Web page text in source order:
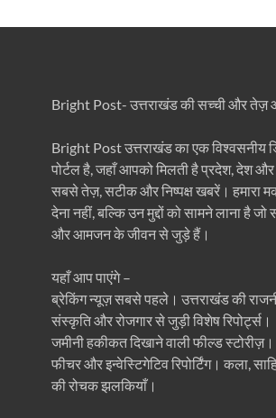
Bright Post- उत्तराखंड की सच्ची और तेज़
Bright Post उत्तराखंड का एक विश्वसनीय
पोर्टल है, जहाँ आपको मिलती है प्रदेश, देश और
सबसे तेज़, सटीक और निष्पक्ष खबरें। हमारा
देना नहीं, बल्कि उन मुद्दों को सामने लाना है
और आमजन के जीवन से जुड़े हैं।
यहाँ आप पाएंगे –
ब्रेकिंग न्यूज़ सबसे पहले। उत्तराखंड की
संस्कृति और रोजगार से जुड़ी विशेष रिपोर्ट्स।
जमीनी हकीकत दिखाने वाली फील्ड
फीचर और इन्वेस्टिगेटिव रिपोर्टिंग। कला,
की रोचक झलकियाँ।